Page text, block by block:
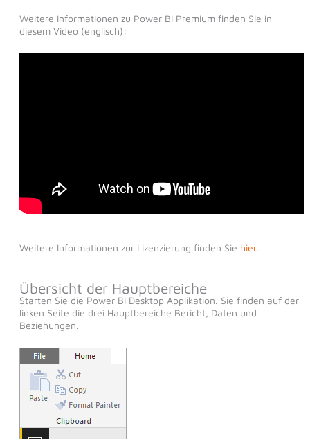
Weitere Informationen zu Power BI Premium finden Sie in
diesem Video (englisch):
Weitere Informationen zur Lizenzierung finden Sie hier.
Übersicht der Hauptbereiche
Starten Sie die Power BI Desktop Applikation. Sie finden auf der
linken Seite die drei Hauptbereiche Bericht, Daten und
Beziehungen.